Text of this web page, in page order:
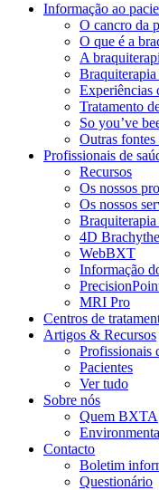
Informação ao
O cancro da
O que é a
A
Experiências
Tratamento
So you’ve
Outras
Profissionais de
Recursos
Os nossos
Os nossos
4D
WebBXT
Informação
MRI Pro
Centros de
Artigos & Recursos
Profissionais
Pacientes
Ver tudo
Sobre nós
Quem BXTA
Contacto
Boletim
Questionário